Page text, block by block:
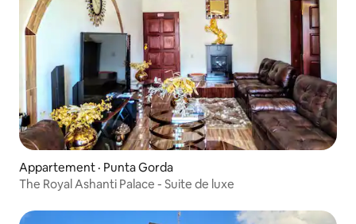
Appartement · Punta Gorda
The Royal Ashanti Palace - Suite de luxe